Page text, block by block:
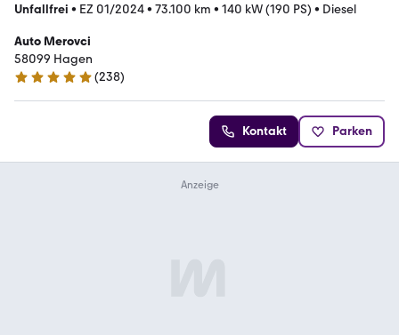
Unfallfrei • EZ 01/2024• 73.100 km • 140 kW (190 PS) • Diesel
Auto Merovci
58099 Hagen
4.9 Sterne
(238)
Kontakt Parken